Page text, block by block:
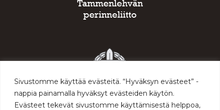
Sivustomme käyttää evästeitä. “Hyväksyn evästeet” -
nappia painamalla hyväksyt evästeiden käytön.
Evästeet tekevät sivustomme käyttämisestä helppoa,